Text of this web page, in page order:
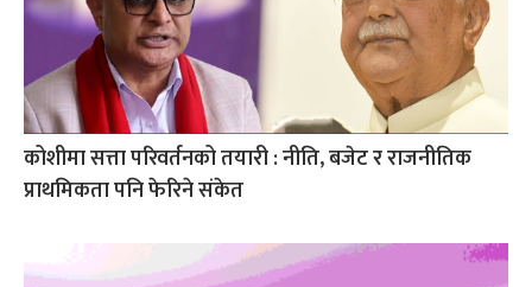
कोशीमा सत्ता परिवर्तनको तयारी : नीति, बजेट र राजनीतिक
प्राथमिकता पनि फेरिने संकेत